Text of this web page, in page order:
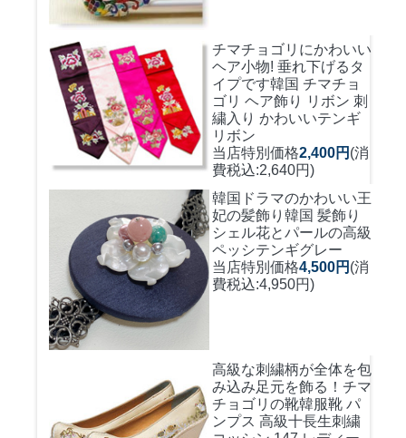
チマチョゴリにかわいい
ヘア小物! 垂れ下げるタ
イプです韓国 チマチョ
ゴリ ヘア飾り リボン 刺
繍入り かわいいテンギ
リボン
当店特別価格2,400円 (消
費税込:2,640円)
韓国ドラマのかわいい王
妃の髪飾り 韓国 髪飾り
シェル花とパールの高級
ペッシテンギグレー
当店特別価格4,500円 (消
費税込:4,950円)
高級な刺繍柄が全体を包
み込み足元を飾る！ チマ
チョゴリの靴韓服靴 パ
ンプス 高級十長生刺繍